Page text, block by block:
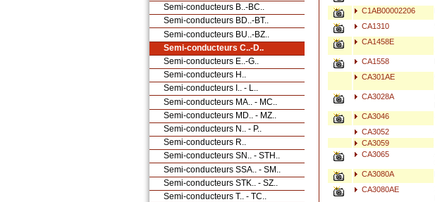
Semi-conducteurs B..-BC..
Semi-conducteurs BD..-BT..
Semi-conducteurs BU..-BZ..
Semi-conducteurs C..-D..
Semi-conducteurs E..-G..
Semi-conducteurs H..
Semi-conducteurs I.. - L..
Semi-conducteurs MA.. - MC..
Semi-conducteurs MD.. - MZ..
Semi-conducteurs N.. - P..
Semi-conducteurs R..
Semi-conducteurs SN.. - STH..
Semi-conducteurs SSA.. - SM..
Semi-conducteurs STK.. - SZ..
Semi-conducteurs T.. - TC..
C1AB00002206
CA1310
CA1458E
CA1558
CA301AE
CA3028A
CA3046
CA3052
CA3059
CA3065
CA3080A
CA3080AE